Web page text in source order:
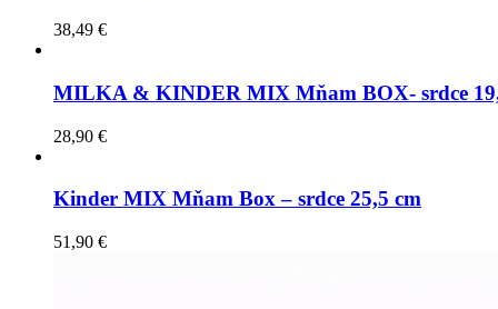
38,49 €
MILKA & KINDER MIX Mňam BOX- srdce
28,90 €
Kinder MIX Mňam Box – srdce 25,5 cm
51,90 €